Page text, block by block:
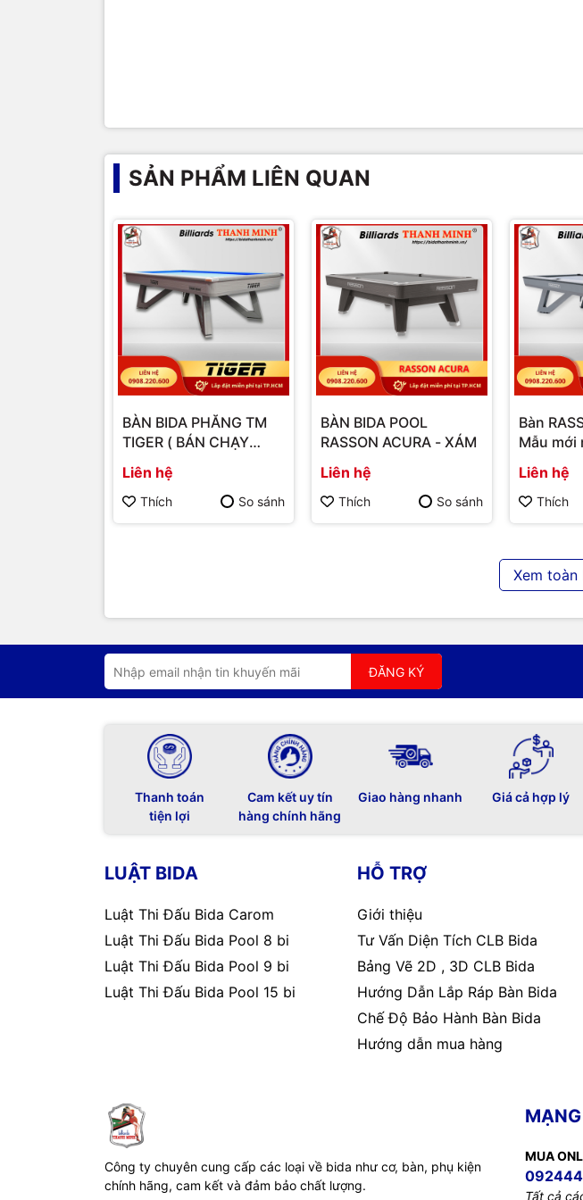
SẢN PHẨM LIÊN QUAN
BÀN BIDA PHĂNG TM
TIGER ( BÁN CHẠY
NHẤT 2025 )
Liên hệ
Thích So sánh
BÀN BIDA POOL
RASSON ACURA - XÁM
Liên hệ
Thích So sánh
Bàn
Mẫu mới
Liên hệ
Thích
Xem toàn
ĐĂNG KÝ
Thanh toán
tiện lợi
Cam kết uy tín
hàng chính hãng
Giao hàng nhanh Giá cả hợp lý
LUẬT BIDA
Luật Thi Đấu Bida Carom
Luật Thi Đấu Bida Pool 8 bi
Luật Thi Đấu Bida Pool 9 bi
Luật Thi Đấu Bida Pool 15 bi
HỖ TRỢ
Giới thiệu
Tư Vấn Diện Tích CLB Bida
Bảng Vẽ 2D , 3D CLB Bida
Hướng Dẫn Lắp Ráp Bàn Bida
Chế Độ Bảo Hành Bàn Bida
Hướng dẫn mua hàng
Công ty chuyên cung cấp các loại về bida như cơ, bàn, phụ kiện
chính hãng, cam kết và đảm bảo chất lượng.
MUA
Tất cả